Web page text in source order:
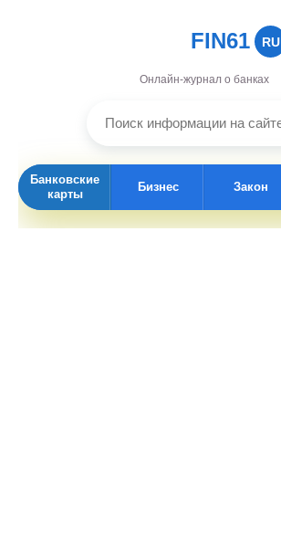
FIN61 RU
Онлайн-журнал о банках
Банковские
карты
Бизнес Закон